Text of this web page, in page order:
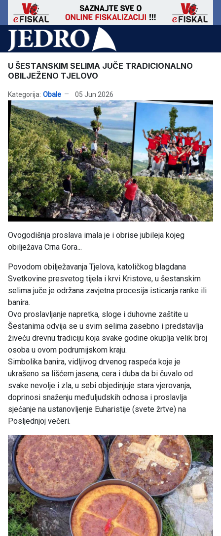
U ŠESTANSKIM SELIMA JUČE TRADICIONALNO
OBILJEŽENO TJELOVO
Kategorija: Obale 05 Jun 2026
Ovogodišnja proslava imala je i obrise jubileja kojeg
obilježava Crna Gora...
Povodom obilježavanja Tjelova, katoličkog blagdana
Svetkovine presvetog tijela i krvi Kristove, u šestanskim
selima juče je održana zavjetna procesija isticanja ranke ili
banira.
Ovo proslavljanje napretka, sloge i duhovne zaštite u
Šestanima odvija se u svim selima zasebno i predstavlja
živeću drevnu tradiciju koja svake godine okuplja velik broj
osoba u ovom podrumijskom kraju.
Simbolika banira, vidljivog drvenog raspeća koje je
ukrašeno sa lišćem jasena, cera i duba da bi čuvalo od
svake nevolje i zla, u sebi objedinjuje stara vjerovanja,
doprinosi snaženju međuljudskih odnosa i proslavlja
sjećanje na ustanovljenje Euharistije (svete žrtve) na
Posljednjoj večeri.